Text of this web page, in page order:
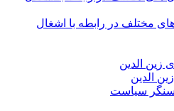
مختلف در رابطه با اشغال
سنگر سیاست